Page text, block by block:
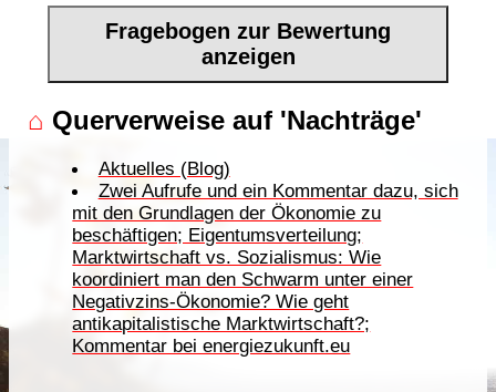
Fragebogen zur Bewertung
anzeigen
⌂ Querverweise auf 'Nachträge'
Aktuelles (Blog)
Zwei Aufrufe und ein Kommentar dazu, sich
mit den Grundlagen der Ökonomie zu
beschäftigen; Eigentumsverteilung;
Marktwirtschaft vs. Sozialismus: Wie
koordiniert man den Schwarm unter einer
Negativzins-Ökonomie? Wie geht
antikapitalistische Marktwirtschaft?;
Kommentar bei energiezukunft.eu